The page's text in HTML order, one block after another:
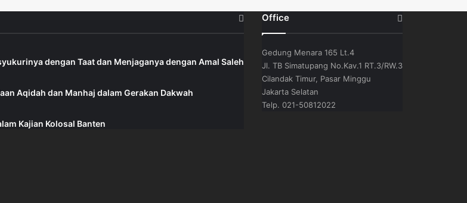
dengan Taat dan Menjaganya dengan Amal Saleh
Aqidah dan Manhaj dalam Gerakan Dakwah
Kajian Kolosal Banten
Office
Gedung Menara 165 Lt.4
Jl. TB Simatupang No.Kav.1 RT.3/RW.3
Cilandak Timur, Pasar Minggu
Jakarta Selatan
Telp. 021-50812022